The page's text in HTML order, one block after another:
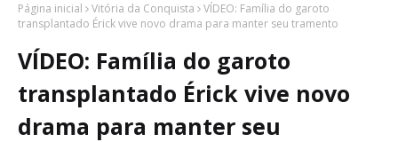
Página inicial Vitória da Conquista
VÍDEO: Família do garoto
transplantado Érick vive novo drama para manter seu tramento
VÍDEO: Família do garoto
transplantado Érick vive novo
drama para manter seu